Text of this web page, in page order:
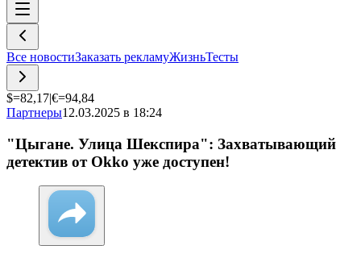
Все новостиЗаказать рекламуЖизньТесты
$=82,17|€=94,84
Партнеры12.03.2025 в 18:24
"Цыгане. Улица Шекспира": Захватывающий
детектив от Okko уже доступен!